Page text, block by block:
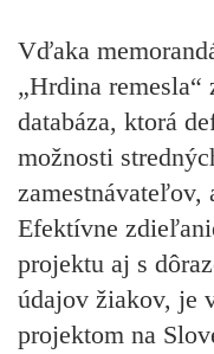
Vďaka
„Hrdina
databáza, ktorá
možnosti
zamestnávateľov,
Efektívne
projektu aj s
údajov žiakov, je
projektom na